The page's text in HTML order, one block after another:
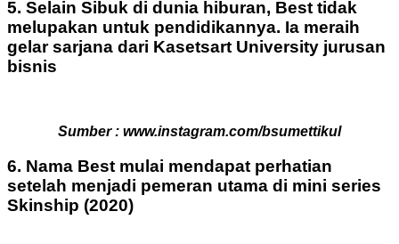
5. Selain Sibuk di dunia hiburan, Best tidak
melupakan untuk pendidikannya. Ia meraih
gelar sarjana dari Kasetsart University jurusan
bisnis
Sumber : www.instagram.com/bsumettikul
6. Nama Best mulai mendapat perhatian
setelah menjadi pemeran utama di mini series
Skinship (2020)